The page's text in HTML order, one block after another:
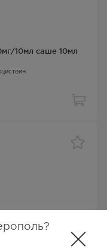
10мл саше 10мл